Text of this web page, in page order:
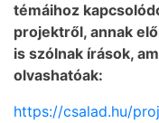
témáihoz
projektről, annak
is szólnak írások,
olvashatóak:
https://csalad.hu/